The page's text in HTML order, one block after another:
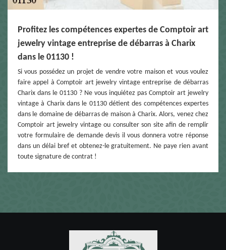
Profitez les compétences expertes de Comptoir art
jewelry vintage entreprise de débarras à Charix
dans le 01130 !
Si vous possédez un projet de vendre votre maison et vous voulez
faire appel à Comptoir art jewelry vintage entreprise de débarras
Charix dans le 01130 ? Ne vous inquiétez pas Comptoir art jewelry
vintage à Charix dans le 01130 détient des compétences expertes
dans le domaine de débarras de maison à Charix. Alors, venez chez
Comptoir art jewelry vintage ou consulter son site afin de remplir
votre formulaire de demande devis il vous donnera votre réponse
dans un délai bref et obtenez-le gratuitement. Ne paye rien avant
toute signature de contrat !